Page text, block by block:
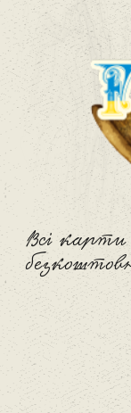
Всі карти